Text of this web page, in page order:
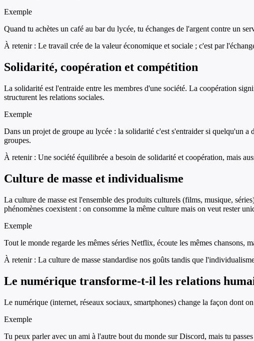
Exemple
Quand tu achètes un café au bar du lycée, tu échanges de l'argent contre un
À retenir : Le travail crée de la valeur économique et sociale ; c'est par
Solidarité, coopération et compétition
La solidarité est l'entraide entre les membres d'une société. La coopération
structurent les relations sociales.
Exemple
Dans un projet de groupe au lycée : la solidarité c'est s'entraider si quelqu'un
groupes.
À retenir : Une société équilibrée a besoin de solidarité et coopération, mais
Culture de masse et individualisme
La culture de masse est l'ensemble des produits culturels (films, musique,
phénomènes coexistent : on consomme la même culture mais on veut rester
Exemple
Tout le monde regarde les mêmes séries Netflix, écoute les mêmes chansons,
À retenir : La culture de masse standardise nos goûts tandis que
Le numérique transforme-t-il les relations
Le numérique (internet, réseaux sociaux, smartphones) change la façon dont
Exemple
Tu peux parler avec un ami à l'autre bout du monde sur Discord, mais tu